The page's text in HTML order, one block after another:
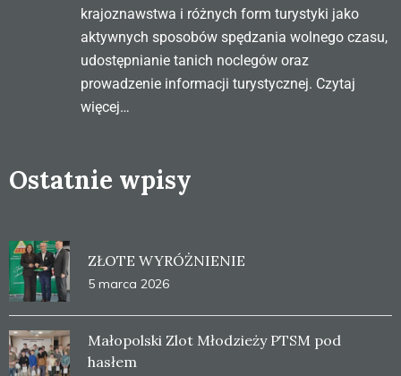
krajoznawstwa i różnych form turystyki jako
aktywnych sposobów spędzania wolnego czasu,
udostępnianie tanich noclegów oraz
prowadzenie informacji turystycznej. Czytaj
więcej…
Ostatnie wpisy
ZŁOTE WYRÓŻNIENIE
5 marca 2026
Małopolski Zlot Młodzieży PTSM pod
hasłem